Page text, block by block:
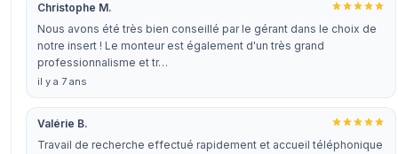
Christophe M.
Nous avons été très bien conseillé par le gérant dans le choix de
notre insert ! Le monteur est également d'un très grand
professionnalisme et tr…
il y a 7 ans
Valérie B.
Travail de recherche effectué rapidement et accueil téléphonique